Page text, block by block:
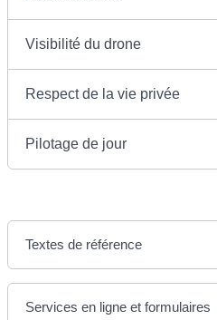
Visibilité du drone
Respect de la vie privée
Pilotage de jour
Textes de référence
Services en ligne et formulaires